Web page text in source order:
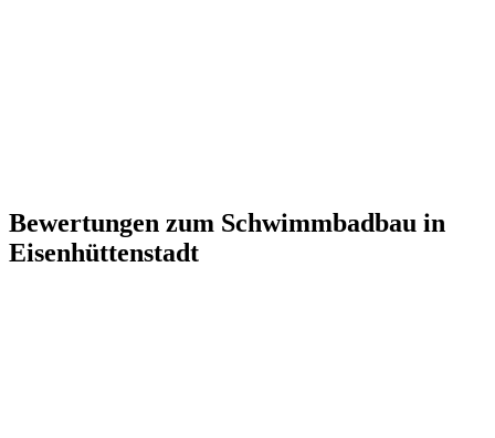
Bewertungen zum Schwimmbadbau in
Eisenhüttenstadt